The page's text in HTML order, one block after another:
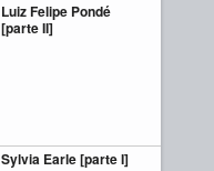
Luiz Felipe Pondé
[parte II]
Sylvia Earle [parte I]